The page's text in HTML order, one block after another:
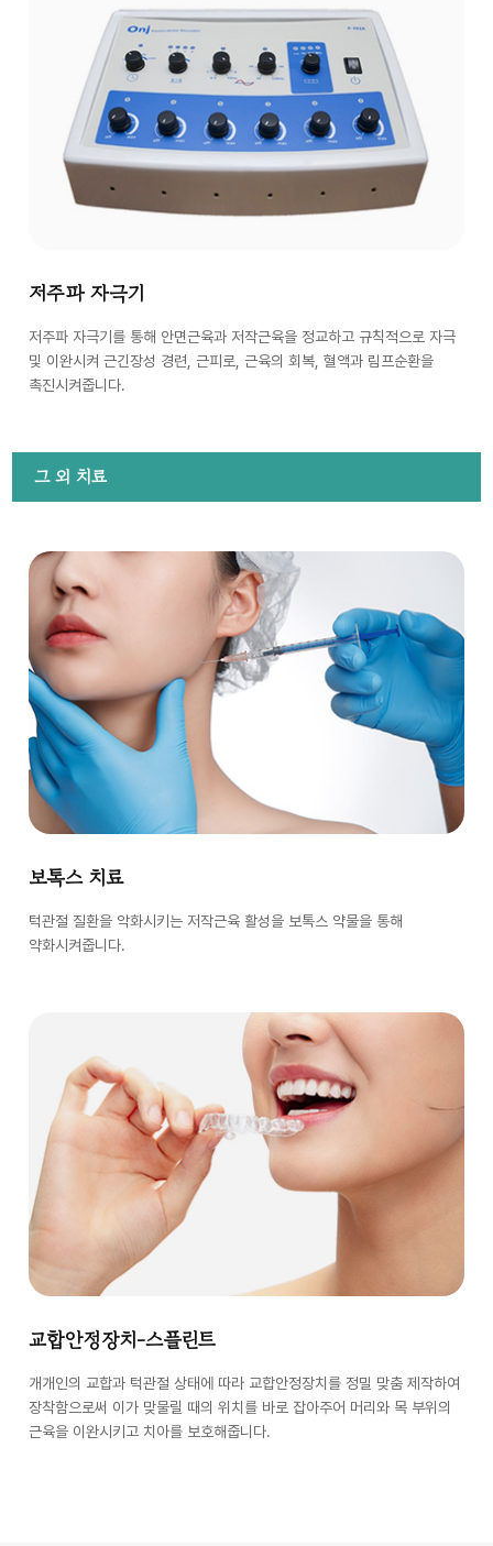
저주파 자극기
저주파 자극기를 통해 안면근육과 저작근육을 정교하고 규칙적으로 자극
및 이완시켜 근긴장성 경련, 근피로, 근육의 회복, 혈액과 림프순환을
촉진시켜줍니다.
그 외 치료
보톡스 치료
턱관절 질환을 악화시키는 저작근육 활성을 보톡스 약물을 통해
약화시켜줍니다.
교합안정장치-스플린트
개개인의 교합과 턱관절 상태에 따라 교합안정장치를 정밀 맞춤 제작하여
장착함으로써 이가 맞물릴 때의 위치를 바로 잡아주어 머리와 목 부위의
근육을 이완시키고 치아를 보호해줍니다.